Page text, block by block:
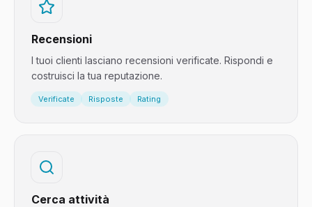
Recensioni
I tuoi clienti lasciano recensioni verificate. Rispondi e
costruisci la tua reputazione.
Verificate Risposte Rating
Cerca attività